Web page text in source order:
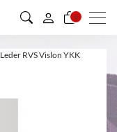
0
Leder RVS Vislon YKK